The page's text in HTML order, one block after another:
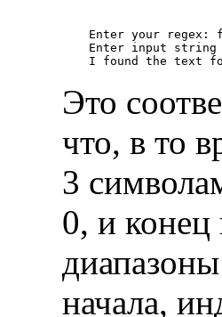
Enter your regex:
Enter input string
Это
что, в то
3
0, и конец
начала,